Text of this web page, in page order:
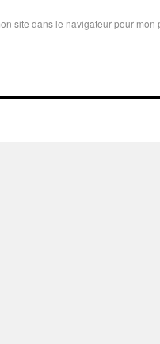
site dans le navigateur pour